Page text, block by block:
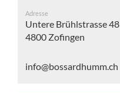
Adresse
Untere Brühlstrasse 48
4800 Zofingen
info@bossardhumm.ch